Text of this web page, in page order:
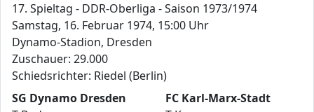
17. Spieltag - DDR-Oberliga - Saison 1973/1974
Samstag, 16. Februar 1974, 15:00 Uhr
Dynamo-Stadion, Dresden
Zuschauer: 29.000
Schiedsrichter: Riedel (Berlin)
SG Dynamo Dresden
FC Karl-Marx-Stadt